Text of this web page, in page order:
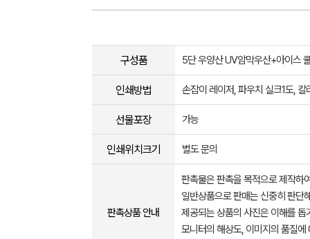
구성품 5단 우양산 UV암막우산+아이스
인쇄방법 손잡이 레이저, 파우치 실크1도, 칼
선물포장 가능
인쇄위치크기 별도 문의
판촉상품 안내
판촉물은 판촉을 목적으로 제작하
일반상품으로 판매는 신중히 판단
제공되는 상품의 사진은 이해를
모니터의 해상도, 이미지의 품질